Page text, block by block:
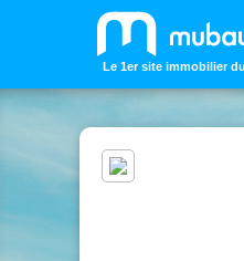
Le 1er site immobilier